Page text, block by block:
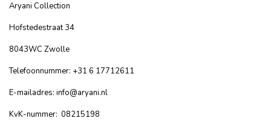
Aryani Collection
Hofstedestraat 34
8043WC Zwolle
Telefoonnummer: +31 6 17712611
E-mailadres: info@aryani.nl
KvK-nummer: 08215198